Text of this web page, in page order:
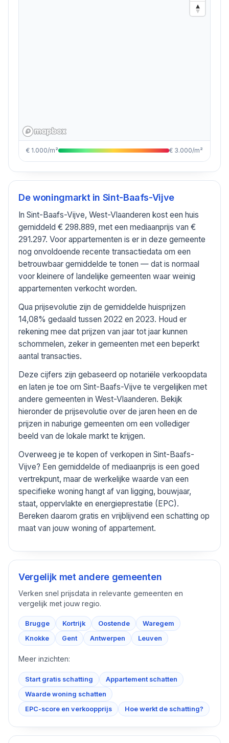
€ 1.000/m² € 3.000/m²
De woningmarkt in Sint-Baafs-Vijve
In Sint-Baafs-Vijve, West-Vlaanderen kost een huis
gemiddeld € 298.889, met een mediaanprijs van €
291.297. Voor appartementen is er in deze gemeente
nog onvoldoende recente transactiedata om een
betrouwbaar gemiddelde te tonen — dat is normaal
voor kleinere of landelijke gemeenten waar weinig
appartementen verkocht worden.
Qua prijsevolutie zijn de gemiddelde huisprijzen
14,08% gedaald tussen 2022 en 2023. Houd er
rekening mee dat prijzen van jaar tot jaar kunnen
schommelen, zeker in gemeenten met een beperkt
aantal transacties.
Deze cijfers zijn gebaseerd op notariële verkoopdata
en laten je toe om Sint-Baafs-Vijve te vergelijken met
andere gemeenten in West-Vlaanderen. Bekijk
hieronder de prijsevolutie over de jaren heen en de
prijzen in naburige gemeenten om een vollediger
beeld van de lokale markt te krijgen.
Overweeg je te kopen of verkopen in Sint-Baafs-
Vijve? Een gemiddelde of mediaanprijs is een goed
vertrekpunt, maar de werkelijke waarde van een
specifieke woning hangt af van ligging, bouwjaar,
staat, oppervlakte en energieprestatie (EPC).
Bereken daarom gratis en vrijblijvend een schatting op
maat van jouw woning of appartement.
Vergelijk met andere gemeenten
Verken snel prijsdata in relevante gemeenten en
vergelijk met jouw regio.
Brugge Kortrijk Oostende
Waregem
Knokke
Gent Antwerpen Leuven
Meer inzichten:
Start gratis schatting
Appartement schatten
Waarde woning schatten
EPC-score en verkoopprijs
Hoe werkt de schatting?